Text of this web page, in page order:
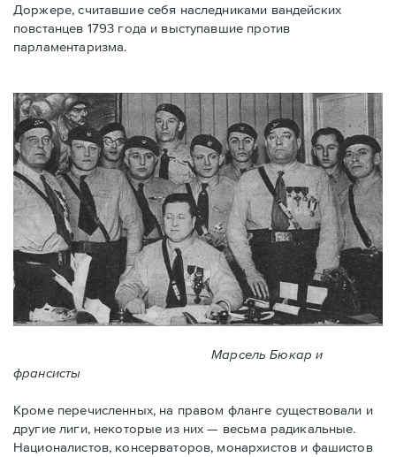
Доржере, считавшие себя наследниками вандейских
повстанцев 1793 года и выступавшие против
парламентаризма.
Марсель Бюкар и
франсисты
Кроме перечисленных, на правом фланге существовали и
другие лиги, некоторые из них — весьма радикальные.
Националистов, консерваторов, монархистов и фашистов